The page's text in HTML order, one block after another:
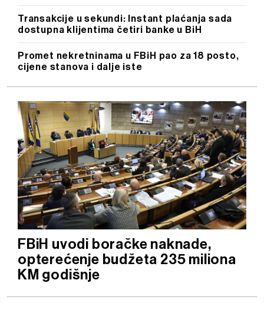
Transakcije u sekundi: Instant plaćanja sada
dostupna klijentima četiri banke u BiH
Promet nekretninama u FBiH pao za 18 posto,
cijene stanova i dalje iste
FBiH uvodi boračke naknade,
opterećenje budžeta 235 miliona
KM godišnje